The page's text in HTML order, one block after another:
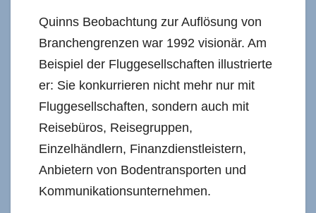
Quinns Beobachtung zur Auflösung von
Branchengrenzen war 1992 visionär. Am
Beispiel der Fluggesellschaften illustrierte
er: Sie konkurrieren nicht mehr nur mit
Fluggesellschaften, sondern auch mit
Reisebüros, Reisegruppen,
Einzelhändlern, Finanzdienstleistern,
Anbietern von Bodentransporten und
Kommunikationsunternehmen.